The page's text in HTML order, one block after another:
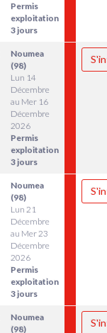
Permis
exploitation
3 jours
Noumea
(98)
Lun 14
Décembre
au Mer 16
Décembre
2026
Permis
exploitation
3 jours
Noumea
(98)
Lun 21
Décembre
au Mer 23
Décembre
2026
Permis
exploitation
3 jours
Noumea
(98)